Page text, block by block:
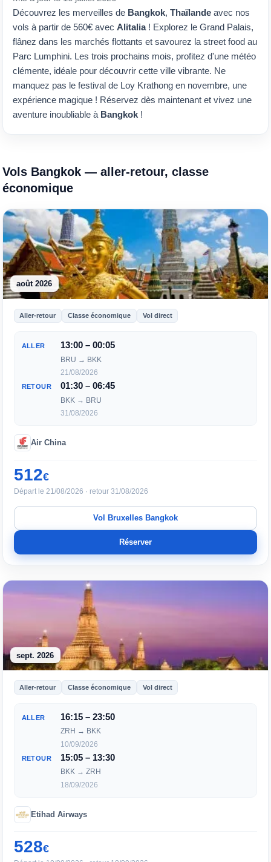
Découvrez les merveilles de Bangkok, Thaïlande avec nos
vols à partir de 560€ avec Alitalia! Explorez le Grand Palais,
flânez dans les marchés flottants et savourez la street food au
Parc Lumphini. Les trois prochains mois, profitez d'une météo
clémente, idéale pour découvrir cette ville vibrante. Ne
manquez pas le festival de Loy Krathong en novembre, une
expérience magique ! Réservez dès maintenant et vivez une
aventure inoubliable à Bangkok !
Vols Bangkok — aller-retour, classe
économique
août 2026
Aller-retour Classe économique Vol direct
ALLER 13:00 – 00:05
BRU → BKK
21/08/2026
RETOUR 01:30 – 06:45
BKK → BRU
31/08/2026
Air China
512€
Départ le 21/08/2026 · retour 31/08/2026
Vol Bruxelles Bangkok
Réserver
sept. 2026
Aller-retour Classe économique Vol direct
ALLER 16:15 – 23:50
ZRH → BKK
10/09/2026
RETOUR 15:05 – 13:30
BKK → ZRH
18/09/2026
Etihad Airways
528€